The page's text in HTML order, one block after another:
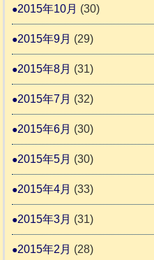
2015年10月 (30)
2015年9月 (29)
2015年8月 (31)
2015年7月 (32)
2015年6月 (30)
2015年5月 (30)
2015年4月 (33)
2015年3月 (31)
2015年2月 (28)